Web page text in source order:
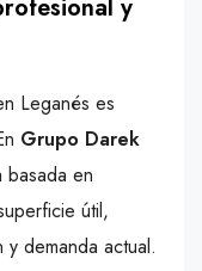
y
Leganés es
Grupo Darek
basada en
útil,
demanda actual.